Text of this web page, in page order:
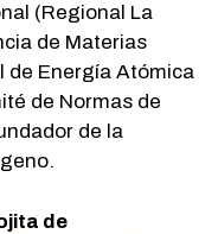
(Regional La
de Materias
de Energía Atómica
de Normas de
de la
de